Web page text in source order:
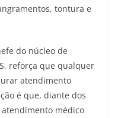
tontura e
do núcleo de
reforça que qualquer
atendimento
é que, diante dos
médico